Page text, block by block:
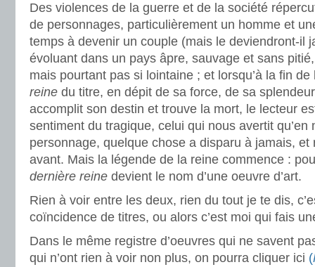
Des violences de la guerre et de la société
de personnages, particulièrement un homme et
temps à devenir un couple (mais le deviendront-il
évoluant dans un pays âpre, sauvage et sans
mais pourtant pas si lointaine ; et lorsqu’à la fin de
reine du titre, en dépit de sa force, de sa
accomplit son destin et trouve la mort, le lecteur
sentiment du tragique, celui qui nous avertit qu’en
personnage, quelque chose a disparu à jamais,
avant. Mais la légende de la reine commence :
dernière reine devient le nom d’une oeuvre d’art.
Rien à voir entre les deux, rien du tout je te dis,
coïncidence de titres, ou alors c’est moi qui fais
Dans le même registre d’oeuvres qui ne savent
qui n’ont rien à voir non plus, on pourra cliquer ici (